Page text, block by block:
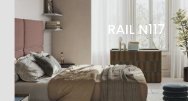
RAIL N117